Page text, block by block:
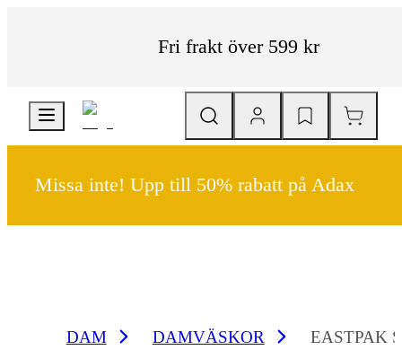
Fri frakt över 599 kr
Missa inte! Upp till 50% rabatt på Adax
DAM DAMVÄSKOR EASTPAK